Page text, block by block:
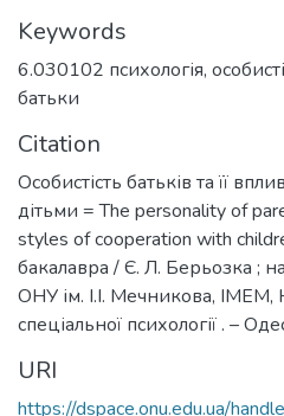
Keywords
6.030102 психологія,
батьки
Citation
Особистість батьків та її
дітьми = The personality of
styles of cooperation with
бакалавра / Є. Л. Берьозка ;
ОНУ ім. І.І. Мечникова, ІМЕМ,
спеціальної психології . –
URI
https://dspace.onu.edu.ua/